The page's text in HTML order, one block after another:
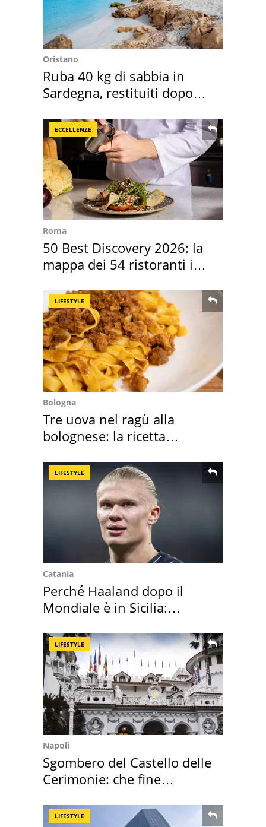
Oristano
Ruba 40 kg di sabbia in
Sardegna, restituiti dopo
ECCELLENZE
Roma
50 Best Discovery 2026: la
mappa dei 54 ristoranti in
LIFESTYLE
Bologna
Tre uova nel ragù alla
bolognese: la ricetta
LIFESTYLE
Catania
Perché Haaland dopo il
Mondiale è in Sicilia:
LIFESTYLE
Napoli
Sgombero del Castello delle
Cerimonie: che fine
LIFESTYLE